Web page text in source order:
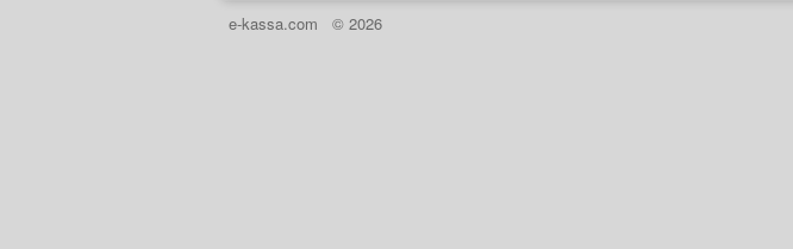
e-kassa.com © 2026